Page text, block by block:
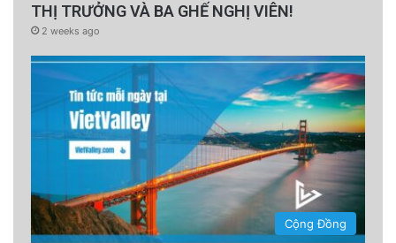
THỊ TRƯỞNG VÀ BA GHẾ NGHỊ VIÊN!
2 weeks ago
Cộng Đồng